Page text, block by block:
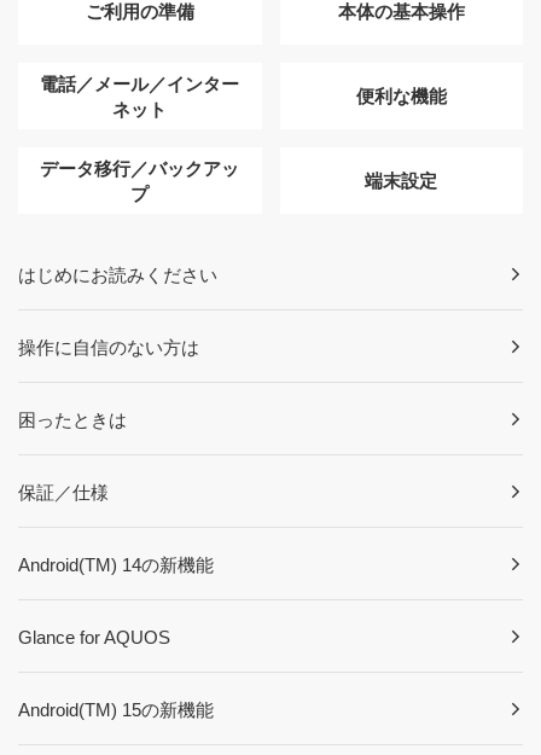
ご利用の準備 本体の基本操作
電話／メール／インター
ネット
便利な機能
データ移行／バックアッ
プ
端末設定
はじめにお読みください
操作に自信のない方は
困ったときは
保証／仕様
Android(TM) 14の新機能
Glance for AQUOS
Android(TM) 15の新機能